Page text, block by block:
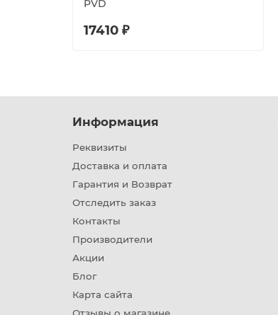
PVD
17410 ₽
Информация
Реквизиты
Доставка и оплата
Гарантия и Возврат
Отследить заказ
Контакты
Производители
Акции
Блог
Карта сайта